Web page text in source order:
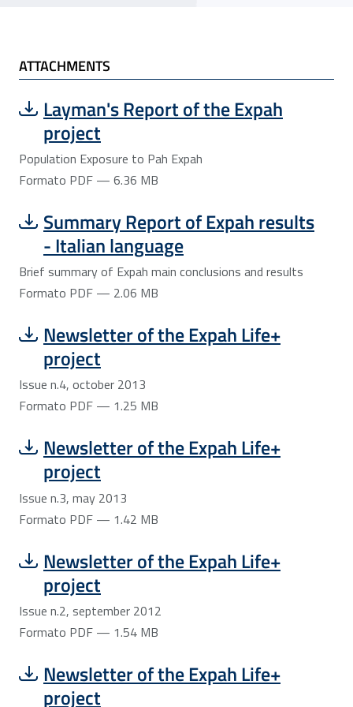
ATTACHMENTS
Scarica file:
Layman's Report of the Expah
project
Formato PDF — Dimensione 6.36 MB
Population Exposure to Pah Expah
Formato PDF — 6.36 MB
Scarica file:
Summary Report of Expah results
- Italian language
Formato PDF — Dimensione 2.06 MB
Brief summary of Expah main conclusions and results
Formato PDF — 2.06 MB
Scarica file:
Newsletter of the Expah Life+
project
Formato PDF — Dimensione 1.25 MB
Issue n.4, october 2013
Formato PDF — 1.25 MB
Scarica file:
Newsletter of the Expah Life+
project
Formato PDF — Dimensione 1.42 MB
Issue n.3, may 2013
Formato PDF — 1.42 MB
Scarica file:
Newsletter of the Expah Life+
project
Formato PDF — Dimensione 1.54 MB
Issue n.2, september 2012
Formato PDF — 1.54 MB
Scarica file:
Newsletter of the Expah Life+
project
Formato PDF — Dimensione 805.75 kB